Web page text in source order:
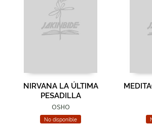
NIRVANA LA ÚLTIMA
PESADILLA
OSHO
No disponible